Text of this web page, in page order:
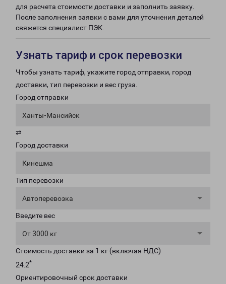
для расчета стоимости доставки и заполнить заявку.
После заполнения заявки с вами для уточнения деталей
свяжется специалист ПЭК.
Узнать тариф и срок перевозки
Чтобы узнать тариф, укажите город отправки, город
доставки, тип перевозки и вес груза.
Город отправки
Ханты-Мансийск
⇄
Город доставки
Кинешма
Тип перевозки
Автоперевозка
Введите вес
От 3000 кг
Стоимость доставки за 1 кг (включая НДС)
24.2*
Ориентировочный срок доставки